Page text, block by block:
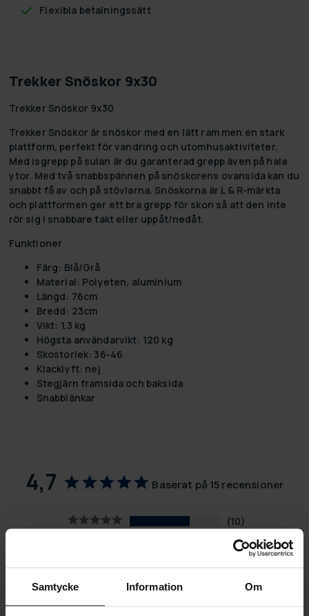
Samtycke Information Om
Flexibla betalningssätt
Trekker Snöskor 9x30
Trekker Snöskor 9x30
Trekker Snöskor är snöskor med en lätt ram men en stark
plattform, perfekt för vandring och utomhusaktiviteter.
Med isgrepp på sulan är du garanterad grepp även på hala
ytor. Med två snabbspännen på snöskorens ovansida kan du
snabbt få av och på stövlarna. Snöskorna är L & R-märkta
och plattformen ger ett bra grepp för skon så att den inte
rör sig i snabbare takt eller uppåt/nedåt.
Funktioner
Färg: Blå/Grå
Material: Polyeten, aluminium
Längd: 76cm
Bredd: 23cm
Vikt: 1.3 kg
Högsta användarvikt: 120 kg
Skostorlek: 36-46
Klacklyft: nej
Stegjärn framsida och baksida
Snabblänkar
4,7 Baserat på 15 recensioner
10
5
0